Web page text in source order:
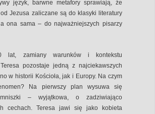
język, barwne metafory sprawiają, że
od Jezusa zaliczane są do klasyki literatury
ona sama – do najważniejszych pisarzy
lat, zamiany warunków i kontekstu
pozostaje jedną z najciekawszych
w historii Kościoła, jak i Europy. Na czym
Na pierwszy plan wysuwa się
– wyjątkowa, o zadziwiająco
cechach. Teresa jawi się jako kobieta